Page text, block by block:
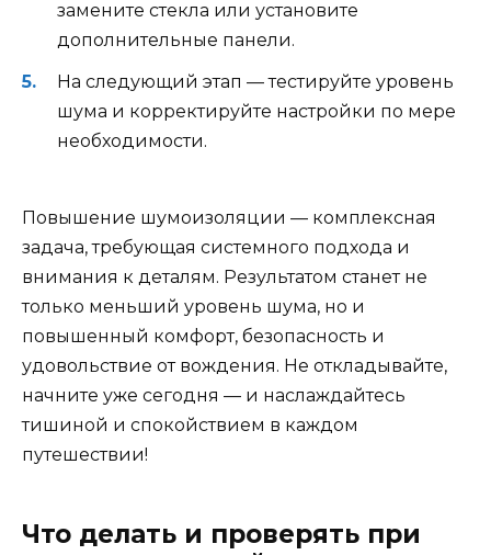
замените стекла или установите
дополнительные панели.
На следующий этап — тестируйте уровень
шума и корректируйте настройки по мере
необходимости.
Повышение шумоизоляции — комплексная
задача, требующая системного подхода и
внимания к деталям. Результатом станет не
только меньший уровень шума, но и
повышенный комфорт, безопасность и
удовольствие от вождения. Не откладывайте,
начните уже сегодня — и наслаждайтесь
тишиной и спокойствием в каждом
путешествии!
Что делать и проверять при